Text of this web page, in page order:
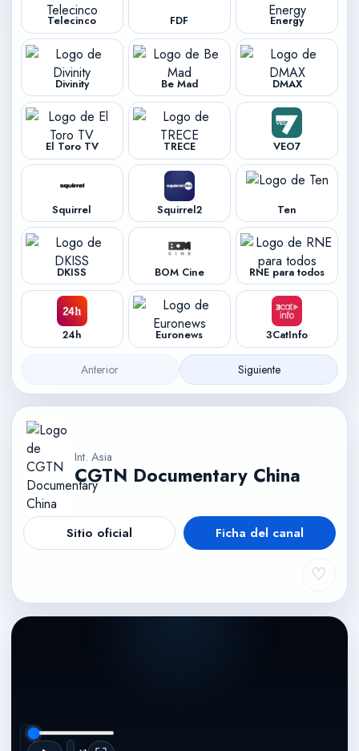
Telecinco FDF Energy
Divinity Be Mad DMAX
El Toro TV TRECE VEO7
Squirrel Squirrel2 Ten
DKISS BOM Cine RNE para todos
24h Euronews 3CatInfo
Anterior Siguiente
Int. Asia
CGTN Documentary China
Sitio oficial Ficha del canal
♡